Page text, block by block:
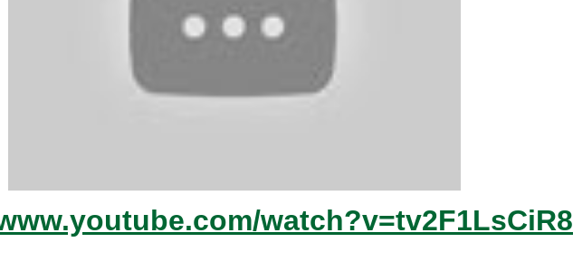
watch?v=tv2F1LsCiR8